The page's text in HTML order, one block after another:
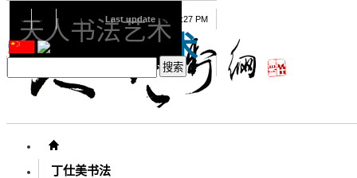
天人书法艺术
丁仕美书法
08 08 2026 Last update 08:15:27 PM
天人书法艺术